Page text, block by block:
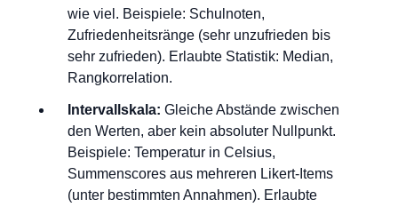
wie viel. Beispiele: Schulnoten,
Zufriedenheitsränge (sehr unzufrieden bis
sehr zufrieden). Erlaubte Statistik: Median,
Rangkorrelation.
Intervallskala: Gleiche Abstände zwischen
den Werten, aber kein absoluter Nullpunkt.
Beispiele: Temperatur in Celsius,
Summenscores aus mehreren Likert-Items
(unter bestimmten Annahmen). Erlaubte